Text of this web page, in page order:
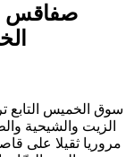
صفاقس
سوق الخميس التابع
الزيت والشيحية
مروريا ثقيلا على